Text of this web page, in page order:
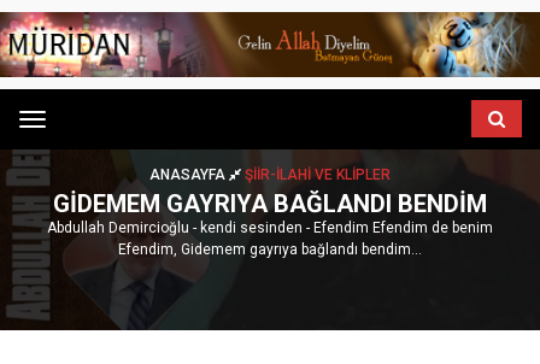
Menu
ANASAYFA ŞIIR-İLAHI VE KLIPLER
GIDEMEM GAYRIYA BAĞLANDI BENDIM
Abdullah Demircioğlu - kendi sesinden - Efendim Efendim de benim
Efendim, Gidemem gayrıya bağlandı bendim...